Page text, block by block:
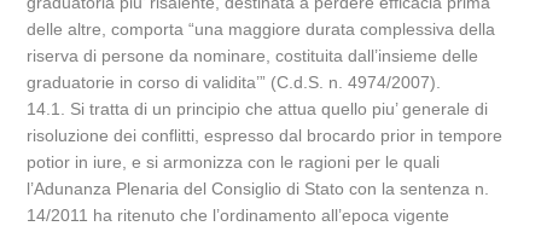
delle altre, comporta “una maggiore durata complessiva della
riserva di persone da nominare, costituita dall’insieme delle
graduatorie in corso di validita’” (C.d.S. n. 4974/2007).
14.1. Si tratta di un principio che attua quello piu’ generale di
risoluzione dei conflitti, espresso dal brocardo prior in tempore
potior in iure, e si armonizza con le ragioni per le quali
l’Adunanza Plenaria del Consiglio di Stato con la sentenza n.
14/2011 ha ritenuto che l’ordinamento all’epoca vigente